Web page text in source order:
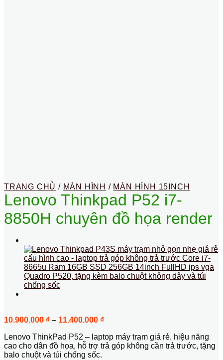
TRANG CHỦ / MÀN HÌNH / MÀN HÌNH 15INCH
Lenovo Thinkpad P52 i7-
8850H chuyên đồ họa render
10.900.000 ₫ – 11.400.000 ₫Khoảng
từ
10.900.000 ₫
Lenovo ThinkPad P52 – laptop máy trạm giá rẻ, hiệu năng
cao cho dân đồ họa, hỗ trợ trả góp không cần trả trước, tặng
balo chuột và túi chống sốc.